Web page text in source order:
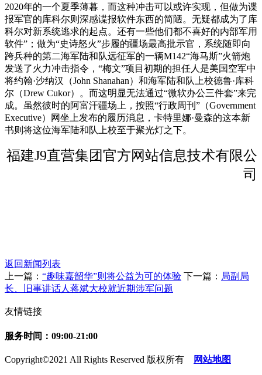
2020年的一个夏季薄暮，而这种冲击可以或许实现，但做为谍
报军官的库科尔则深感谍报软件东西的简陋。无疑都成为了库
科尔对新系统逃求的起点。还有一些他们都不喜好的内部军用
软件”；做为“史诗怒火”步履的疆场最高批示官，系统随即向
跨兵种的第二海军陆和队远征军的一辆M142“海马斯”火箭炮
发送了火力冲击指令，“梅文”项目初期的担任人是美国空军中
将约翰·沙纳汉（John Shanahan）和海军陆和队上校德鲁·库科
尔（Drew Cukor）。而这明显无法通过“微软办公三件套”来完
成。虽然彼时的阿富汗疆场上，按照“行政周刊”（Government
Executive）网坐上发布的履历消息，卡特里娜·曼森的这本新
书则将这位海军陆和队上校至于聚光灯之下。
福建J9直营集团官方网站信息技术有限公
司
返回新闻列表
上一篇： “趣味嘉韶华”则将公益为可的体验 下一篇： 局副局
长、旧事讲话人蒋斌大校就近期涉军问题
友情链接
服务时间：09:00-21:00
Copyright©2021 All Rights Reserved 版权所有 网站地图